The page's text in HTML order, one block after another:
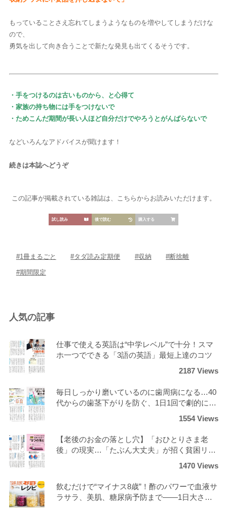
HOME
人気ランキング
カテゴリー
生活 レシピ 旅行 ビジネス
芸能 デジタル ファッション 美容
雑誌
もっていることさえ忘れてしまうようなものを増やしてしまうだけな
ので、
勇気を出して向き合うことで新たな発見も出てくるそうです。
・手をつけるのは古いものから、と心得て
・家族の持ち物には手をつけないで
・ためこんだ期間が長い人ほど自分だけでやろうとがんばらないで
などいろんなアドバイスが聞けます！
続きは本誌へどうぞ
この記事が掲載されている雑誌は、こちらからお読みいただけます。
試し読み 後で読む 購入する
#1冊まるごと #タダ読み定期便 #収納 #断捨離
#期間限定
人気の記事
仕事で使える英語は“中学レベル”で十分！スマ
ホ一つでできる「3語の英語」最短上達のコツ
2187 Views
毎日しっかり磨いているのに歯周病になる…40
代からの歯茎下がりを防ぐ、1日1回で劇的にツ
1554 Views
【老後のお金の落とし穴】「おひとりさま老
後」の現実…「たぶん大丈夫」が招く貧困リス
1470 Views
飲むだけで“マイナス8歳”！酢のパワーで血液サ
ラサラ、美肌、糖尿病予防まで――1日大さじ3